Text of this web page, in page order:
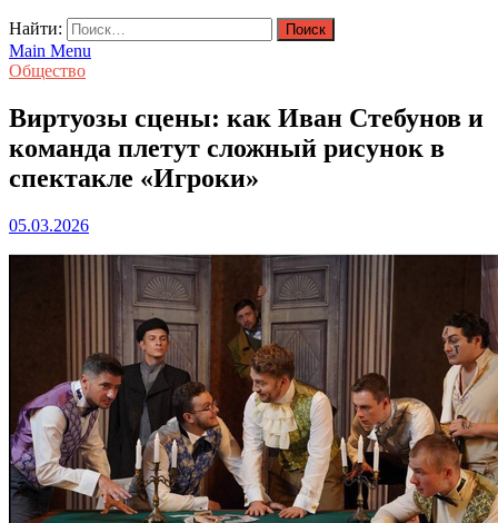
Найти:
Main Menu
Общество
Виртуозы сцены: как Иван Стебунов и
команда плетут сложный рисунок в
спектакле «Игроки»
05.03.2026